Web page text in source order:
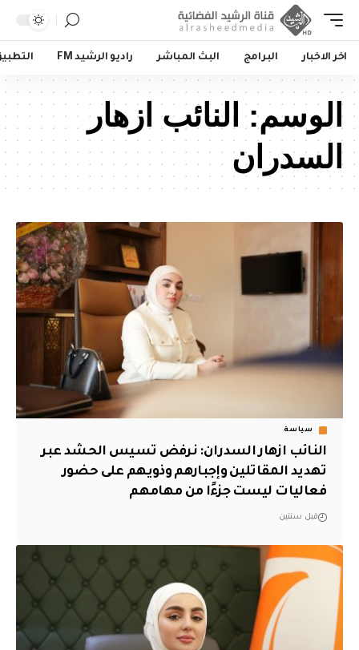
اخر الاخبار البرامج البث المباشر راديو الرشيد FM
الوسم: النائب ازهار
السدران
سياسة
النائب ازهار السدران: نرفض تسيس الحشد عبر
تهديد المقاتلين وإجبارهم وذويهم على حضور
فعاليات ليست جزءًا من مهامهم
قبل سنتين